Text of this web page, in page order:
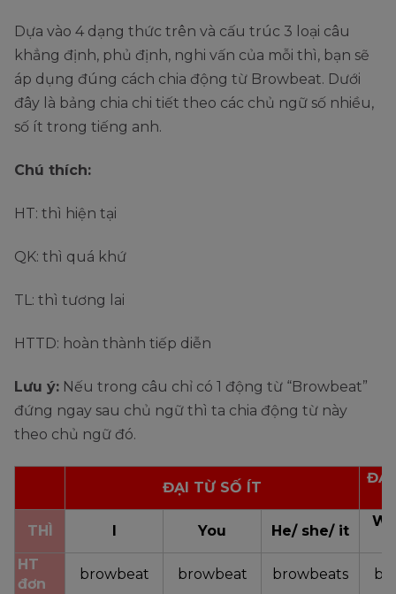
Dựa vào 4 dạng thức trên và cấu trúc 3 loại câu
khẳng định, phủ định, nghi vấn của mỗi thì, bạn sẽ
áp dụng đúng cách chia động từ Browbeat. Dưới
đây là bảng chia chi tiết theo các chủ ngữ số nhiều,
số ít trong tiếng anh.
Chú thích:
HT: thì hiện tại
QK: thì quá khứ
TL: thì tương lai
HTTD: hoàn thành tiếp diễn
Lưu ý: Nếu trong câu chỉ có 1 động từ “Browbeat”
đứng ngay sau chủ ngữ thì ta chia động từ này
theo chủ ngữ đó.
ĐẠI TỪ SỐ ÍT
ĐẠI
THÌ
You He/ she/ it
HT
đơn
browbeat browbeat browbeats